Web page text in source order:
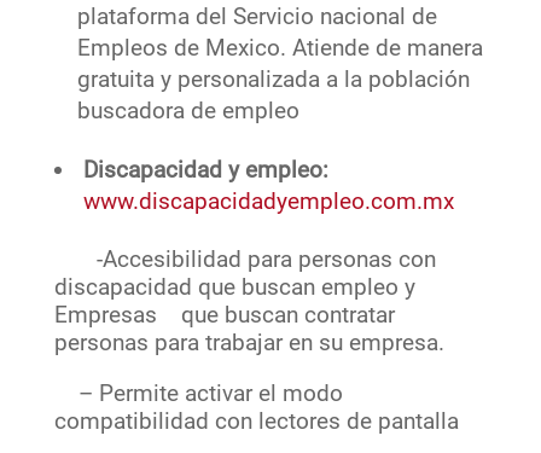
plataforma del Servicio nacional de
Empleos de Mexico. Atiende de manera
gratuita y personalizada a la población
buscadora de empleo
Discapacidad y empleo:
www.discapacidadyempleo.com.mx
-Accesibilidad para personas con
discapacidad que buscan empleo y
Empresas que buscan contratar
personas para trabajar en su empresa.
– Permite activar el modo
compatibilidad con lectores de pantalla